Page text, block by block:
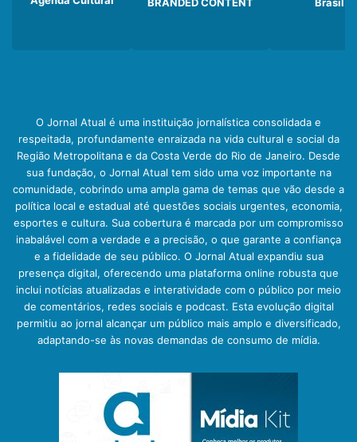
O Jornal Atual é uma instituição jornalística consolidada e
respeitada, profundamente enraizada na vida cultural e social da
Região Metropolitana e da Costa Verde do Rio de Janeiro. Desde
sua fundação, o Jornal Atual tem sido uma voz importante na
comunidade, cobrindo uma ampla gama de temas que vão desde a
política local e estadual até questões sociais urgentes, economia,
esportes e cultura. Sua cobertura é marcada por um compromisso
inabalável com a verdade e a precisão, o que garante a confiança
e a fidelidade de seu público. O Jornal Atual expandiu sua
presença digital, oferecendo uma plataforma online robusta que
inclui notícias atualizadas e interatividade com o público por meio
de comentários, redes sociais e podcast. Esta evolução digital
permitiu ao jornal alcançar um público mais amplo e diversificado,
adaptando-se às novas demandas de consumo de mídia.